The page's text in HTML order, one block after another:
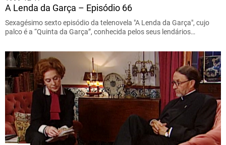
A Lenda da Garça – Episódio 66
Sexagésimo sexto episódio da telenovela "A Lenda da Garça", cujo
palco é a “Quinta da Garça”, conhecida pelos seus lendários…